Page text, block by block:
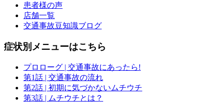
患者様の声
店舗一覧
交通事故豆知識ブログ
症状別メニューはこちら
プロローグ | 交通事故にあったら!
第1話 | 交通事故の流れ
第2話 | 初期に気づかないムチウチ
第3話 | ムチウチとは？